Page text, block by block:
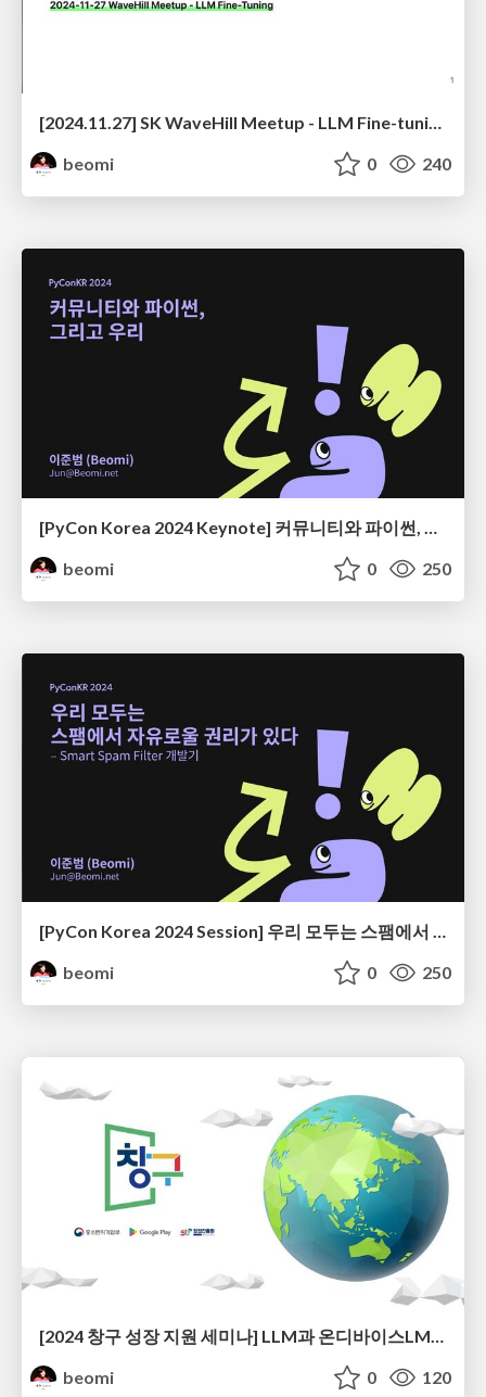
[2024.11.27] SK WaveHill Meetup - LLM Fine-tuning
beomi
0 240
[PyCon Korea 2024 Keynote] 커뮤니티와 파이썬, 그리고 우리
beomi
0 250
[PyCon Korea 2024 Session] 우리 모두는 스팸에서 자유로울 권리가 있다 - Smart Spam Filter 개발기
beomi
0 250
beomi
0 120